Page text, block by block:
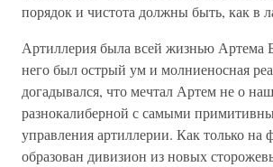
порядок и чистота должны быть, как в
Артиллерия была всей жизнью Артема
него был острый ум и молниеносная
догадывался, что мечтал Артем не о
разнокалиберной с самыми
управления артиллерии. Как только на
образован дивизион из новых